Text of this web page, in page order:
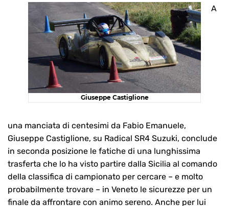
Giuseppe Castiglione
A
una manciata di centesimi da Fabio Emanuele,
Giuseppe Castiglione, su Radical SR4 Suzuki, conclude
in seconda posizione le fatiche di una lunghissima
trasferta che lo ha visto partire dalla Sicilia al comando
della classifica di campionato per cercare – e molto
probabilmente trovare – in Veneto le sicurezze per un
finale da affrontare con animo sereno. Anche per lui